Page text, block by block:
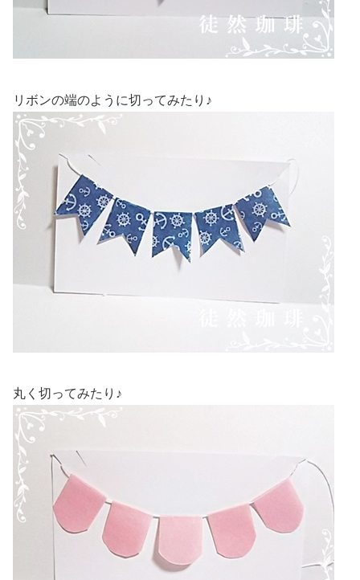
リボンの端のように切ってみたり♪
丸く切ってみたり♪